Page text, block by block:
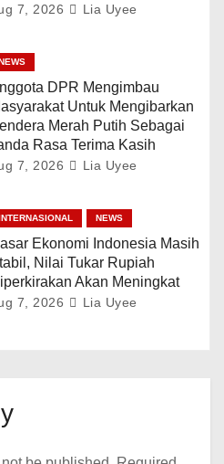
7, 2026 Lia Uyee
DPR Mengimbau
Untuk Mengibarkan
Merah Putih Sebagai
Rasa Terima Kasih
7, 2026 Lia Uyee
NEWS
Ekonomi Indonesia Masih
Nilai Tukar Rupiah
Akan Meningkat
7, 2026 Lia Uyee